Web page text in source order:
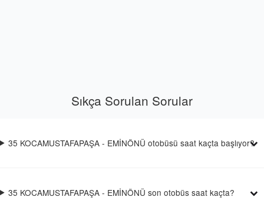
Sıkça Sorulan Sorular
35 KOCAMUSTAFAPAŞA - EMİNÖNÜ otobüsü saat kaçta başlıyor?
35 KOCAMUSTAFAPAŞA - EMİNÖNÜ son otobüs saat kaçta?